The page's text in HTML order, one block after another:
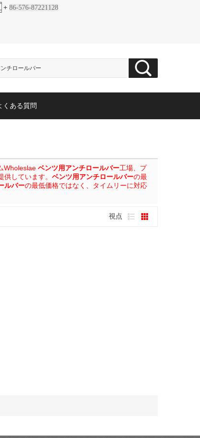
+ 86-576-87221128
くある質問
Wholeslae ベンツ用アンチロールバー工場、プ
供しています。 ベンツ用アンチロールバーの最
ルバーの最低価格ではなく、タイムリーに対応
視点